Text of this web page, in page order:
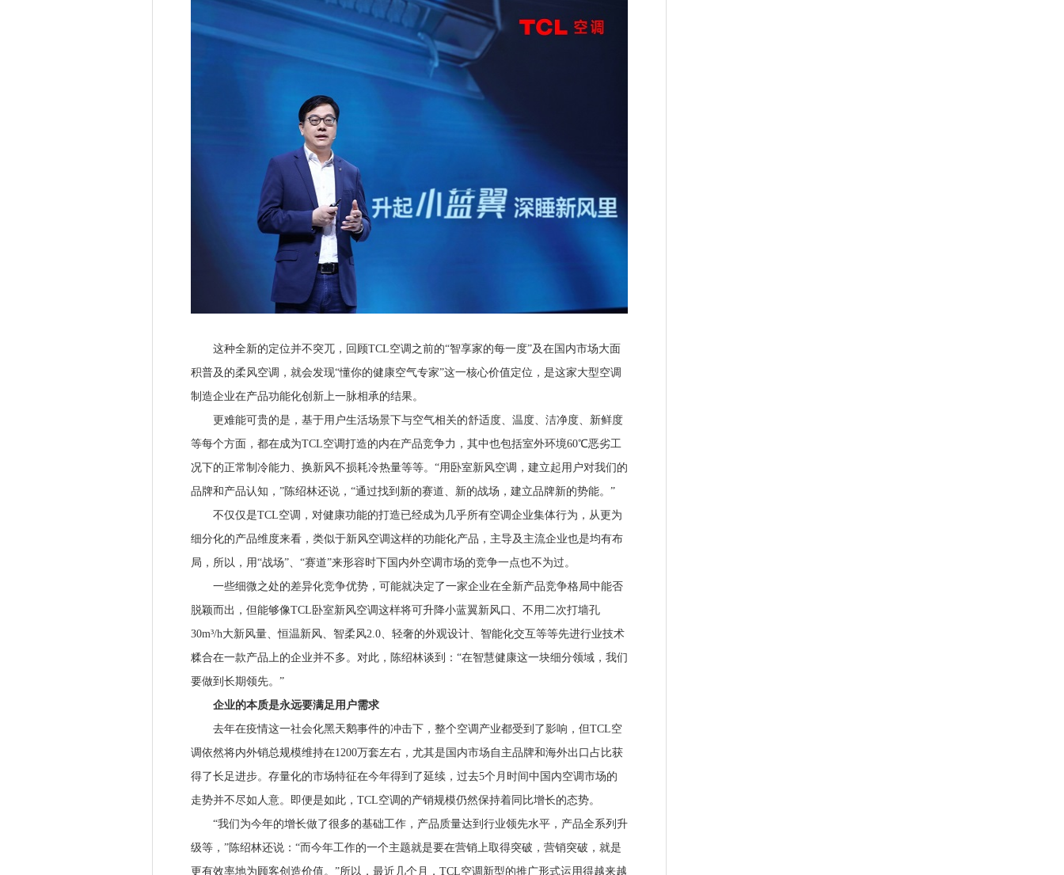
这种全新的定位并不突兀，回顾TCL空调之前的“智享家的每一度”及在国内市场大面
积普及的柔风空调，就会发现“懂你的健康空气专家”这一核心价值定位，是这家大型空调
制造企业在产品功能化创新上一脉相承的结果。
更难能可贵的是，基于用户生活场景下与空气相关的舒适度、温度、洁净度、新鲜度
等每个方面，都在成为TCL空调打造的内在产品竞争力，其中也包括室外环境60℃恶劣工
况下的正常制冷能力、换新风不损耗冷热量等等。“用卧室新风空调，建立起用户对我们的
品牌和产品认知，”陈绍林还说，“通过找到新的赛道、新的战场，建立品牌新的势能。”
不仅仅是TCL空调，对健康功能的打造已经成为几乎所有空调企业集体行为，从更为
细分化的产品维度来看，类似于新风空调这样的功能化产品，主导及主流企业也是均有布
局，所以，用“战场”、“赛道”来形容时下国内外空调市场的竞争一点也不为过。
一些细微之处的差异化竞争优势，可能就决定了一家企业在全新产品竞争格局中能否
脱颖而出，但能够像TCL卧室新风空调这样将可升降小蓝翼新风口、不用二次打墙孔
30m³/h大新风量、恒温新风、智柔风2.0、轻奢的外观设计、智能化交互等等先进行业技术
糅合在一款产品上的企业并不多。对此，陈绍林谈到：“在智慧健康这一块细分领域，我们
要做到长期领先。”
企业的本质是永远要满足用户需求
去年在疫情这一社会化黑天鹅事件的冲击下，整个空调产业都受到了影响，但TCL空
调依然将内外销总规模维持在1200万套左右，尤其是国内市场自主品牌和海外出口占比获
得了长足进步。存量化的市场特征在今年得到了延续，过去5个月时间中国内空调市场的
走势并不尽如人意。即便是如此，TCL空调的产销规模仍然保持着同比增长的态势。
“我们为今年的增长做了很多的基础工作，产品质量达到行业领先水平，产品全系列升
级等，”陈绍林还说：“而今年工作的一个主题就是要在营销上取得突破，营销突破，就是
更有效率地为顾客创造价值。”所以，最近几个月，TCL空调新型的推广形式运用得越来越